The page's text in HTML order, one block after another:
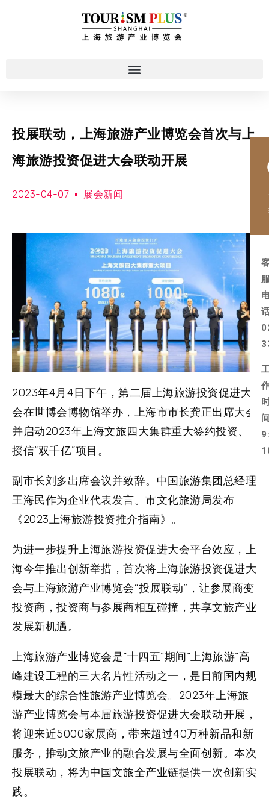
投展联动，上海旅游产业博览会首次与上
海旅游投资促进大会联动开展
2023-04-07 展会新闻
2023年4月4日下午，第二届上海旅游投资促进大
会在世博会博物馆举办，上海市市长龚正出席大会
并启动2023年上海文旅四大集群重大签约投资、
授信“双千亿”项目。
副市长刘多出席会议并致辞。中国旅游集团总经理
王海民作为企业代表发言。市文化旅游局发布
《2023上海旅游投资推介指南》。
为进一步提升上海旅游投资促进大会平台效应，上
海今年推出创新举措， 首次将上海旅游投资促进大
会与上海旅游产业博览会“投展联动” ，让参展商变
投资商，投资商与参展商相互碰撞，共享文旅产业
发展新机遇。
上海旅游产业博览会是“十四五”期间“上海旅游”高
峰建设工程的三大名片性活动之一，是目前国内规
模最大的综合性旅游产业博览会。2023年上海旅
游产业博览会与本届旅游投资促进大会联动开展，
将迎来近5000家展商，带来超过40万种新品和新
服务，推动文旅产业的融合发展与全面创新。本次
投展联动，将为中国文旅全产业链提供一次创新实
践。